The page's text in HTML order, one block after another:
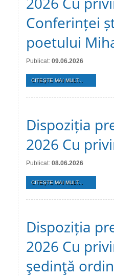
Conferinței
poetului
Publicat: 09.06.2026
CITEŞTE MAI MULT...
Dispoziția
2026 Cu
Publicat: 08.06.2026
CITEŞTE MAI MULT...
Dispoziția
2026 Cu
şedinţă